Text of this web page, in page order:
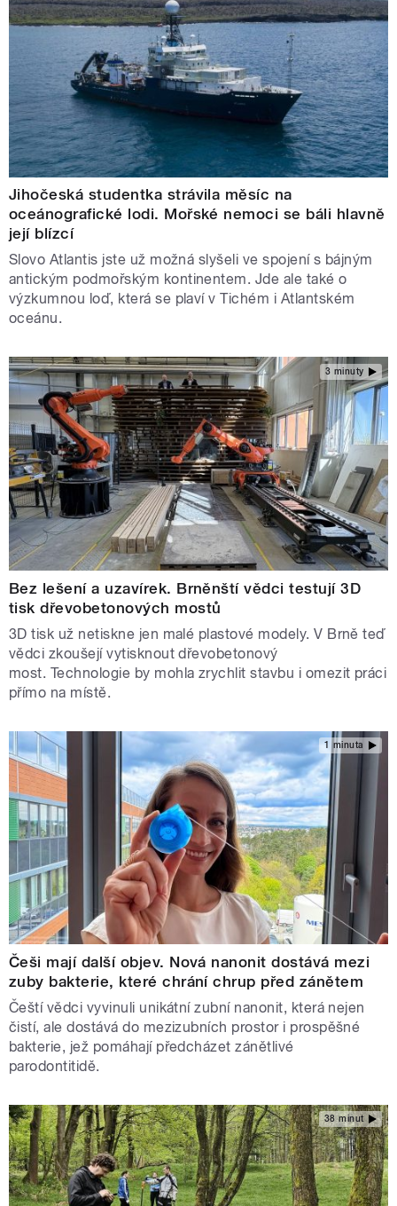
Jihočeská studentka strávila měsíc na
oceánografické lodi. Mořské nemoci se báli hlavně
její blízcí
Slovo Atlantis jste už možná slyšeli ve spojení s bájným
antickým podmořským kontinentem. Jde ale také o
výzkumnou loď, která se plaví v Tichém i Atlantském
oceánu.
3 minuty
Bez lešení a uzavírek. Brněnští vědci testují 3D
tisk dřevobetonových mostů
3D tisk už netiskne jen malé plastové modely. V Brně teď
vědci zkoušejí vytisknout dřevobetonový
most. Technologie by mohla zrychlit stavbu i omezit práci
přímo na místě.
1 minuta
Češi mají další objev. Nová nanonit dostává mezi
zuby bakterie, které chrání chrup před zánětem
Čeští vědci vyvinuli unikátní zubní nanonit, která nejen
čistí, ale dostává do mezizubních prostor i prospěšné
bakterie, jež pomáhají předcházet zánětlivé
parodontitidě.
38 minut